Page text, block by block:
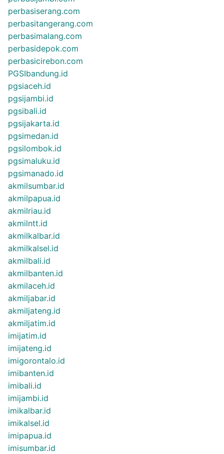
perbasiserang.com
perbasitangerang.com
perbasimalang.com
perbasidepok.com
perbasicirebon.com
PGSIbandung.id
pgsiaceh.id
pgsijambi.id
pgsibali.id
pgsijakarta.id
pgsimedan.id
pgsilombok.id
pgsimaluku.id
pgsimanado.id
akmilsumbar.id
akmilpapua.id
akmilriau.id
akmilntt.id
akmilkalbar.id
akmilkalsel.id
akmilbali.id
akmilbanten.id
akmilaceh.id
akmiljabar.id
akmiljateng.id
akmiljatim.id
imijatim.id
imijateng.id
imigorontalo.id
imibanten.id
imibali.id
imijambi.id
imikalbar.id
imikalsel.id
imipapua.id
imisumbar.id